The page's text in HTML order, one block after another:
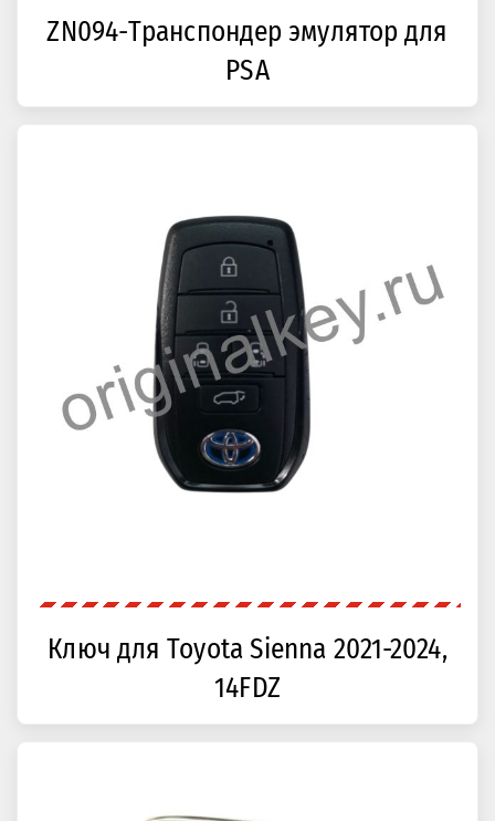
ZN094-Транспондер эмулятор для
PSA
Ключ для Toyota Sienna 2021-2024,
14FDZ